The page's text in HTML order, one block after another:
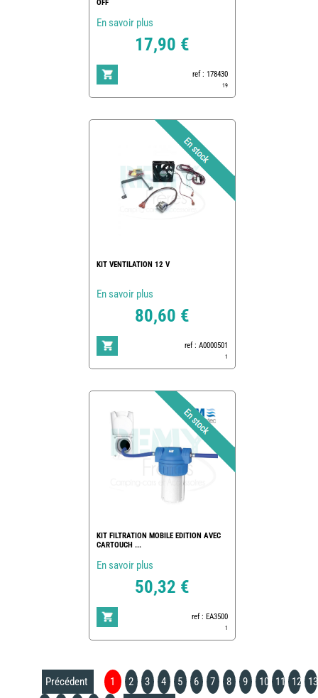
OFF
En savoir plus
17,90 €
ref : 178430
19
KIT VENTILATION 12 V
En savoir plus
80,60 €
ref : A0000501
1
KIT FILTRATION MOBILE EDITION AVEC
CARTOUCH ...
En savoir plus
50,32 €
ref : EA3500
1
Précédent 1 2 3 4 5 6 7 8 9 10 11 12
13